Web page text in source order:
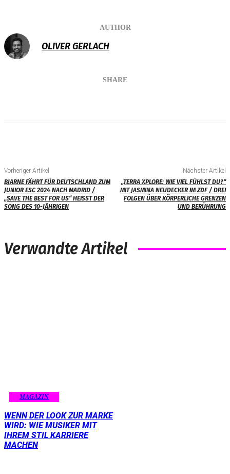
AUTHOR
OLIVER GERLACH
SHARE
Vorheriger Artikel
BJARNE FÄHRT FÜR DEUTSCHLAND ZUM
JUNIOR ESC 2024 NACH MADRID /
„SAVE THE BEST FOR US“ HEISST DER S
ONG DES 10-JÄHRIGEN
Nächster Artikel
„TERRA XPLORE: WIE VIEL FÜHLST DU?“
MIT JASMINA NEUDECKER IM ZDF / DREI
FOLGEN ÜBER KÖRPERLICHE GRENZEN
UND BERÜHRUNG
Verwandte Artikel
MAGAZIN
WENN DER LOOK ZUR MARKE
WIRD: WIE MUSIKER MIT
IHREM STIL KARRIERE
MACHEN